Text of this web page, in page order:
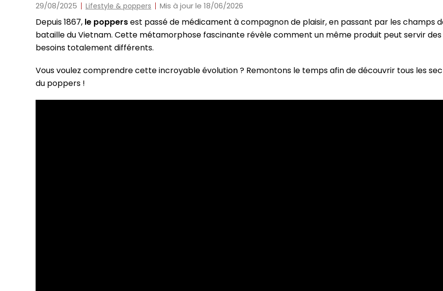
29/08/2025 Lifestyle & poppers Mis à jour le 18/06/2026
Depuis 1867, le poppersest passé de médicament à compagnon de plaisir, en passant par les champs
bataille du Vietnam. Cette métamorphose fascinante révèle comment un même produit peut servir des
besoins totalement différents.
Vous voulez comprendre cette incroyable évolution ? Remontons le temps afin de découvrir tous les
du poppers !